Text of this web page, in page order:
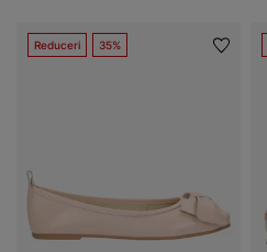
Reduceri 35%